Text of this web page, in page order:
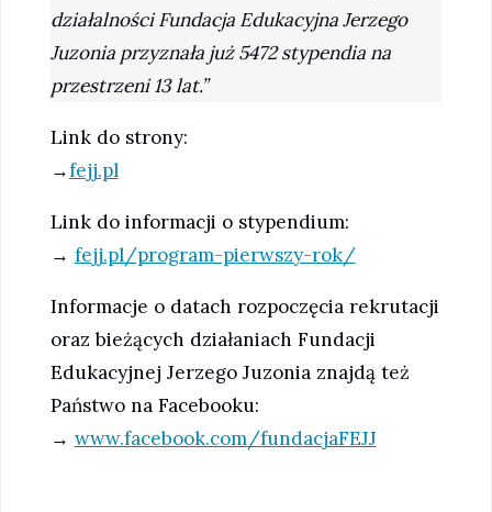
działalności Fundacja Edukacyjna Jerzego
Juzonia przyznała już 5472 stypendia na
przestrzeni 13 lat.”
Link do strony:
→fejj.pl
Link do informacji o stypendium:
→ fejj.pl/program-pierwszy-rok/
Informacje o datach rozpoczęcia rekrutacji
oraz bieżących działaniach Fundacji
Edukacyjnej Jerzego Juzonia znajdą też
Państwo na Facebooku:
→ www.facebook.com/fundacjaFEJJ